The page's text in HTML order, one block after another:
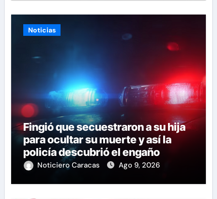
Noticias
Fingió que secuestraron a su hija
para ocultar su muerte y así la
policía descubrió el engaño
Noticiero Caracas Ago 9, 2026